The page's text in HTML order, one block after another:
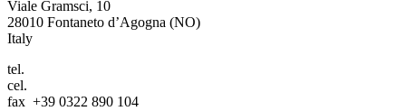
Viale Gramsci, 10
28010 Fontaneto d’Agogna (NO)
Italy
tel.
cel.
fax +39 0322 890 104